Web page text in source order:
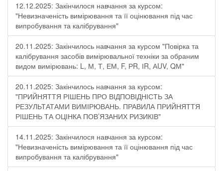
12.12.2025: Закінчилося навчання за курсом:
"Невизначеність вимірювання та її оцінювання під час
випробування та калібрування"
20.11.2025: Закінчилось навчання за курсом "Повірка та
калібрування засобів вимірювальної техніки за обраним
видом вимірювань: L, М, Т, ЕМ, F, РR, ІR, АUV, QМ"
20.11.2025: Закінчилось навчання за курсом:
"ПРИЙНЯТТЯ РІШЕНЬ ПРО ВІДПОВІДНІСТЬ ЗА
РЕЗУЛЬТАТАМИ ВИМІРЮВАНЬ. ПРАВИЛА ПРИЙНЯТТЯ
РІШЕНЬ ТА ОЦІНКА ПОВ’ЯЗАНИХ РИЗИКІВ"
14.11.2025: Закінчилося навчання за курсом:
"Невизначеність вимірювання та її оцінювання під час
випробування та калібрування"